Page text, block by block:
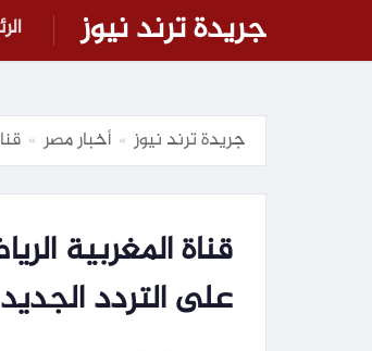
جريدة ترند نيوز
جريدة ترند نيوز » أخبار مصر » قناة
على التردد الجديد